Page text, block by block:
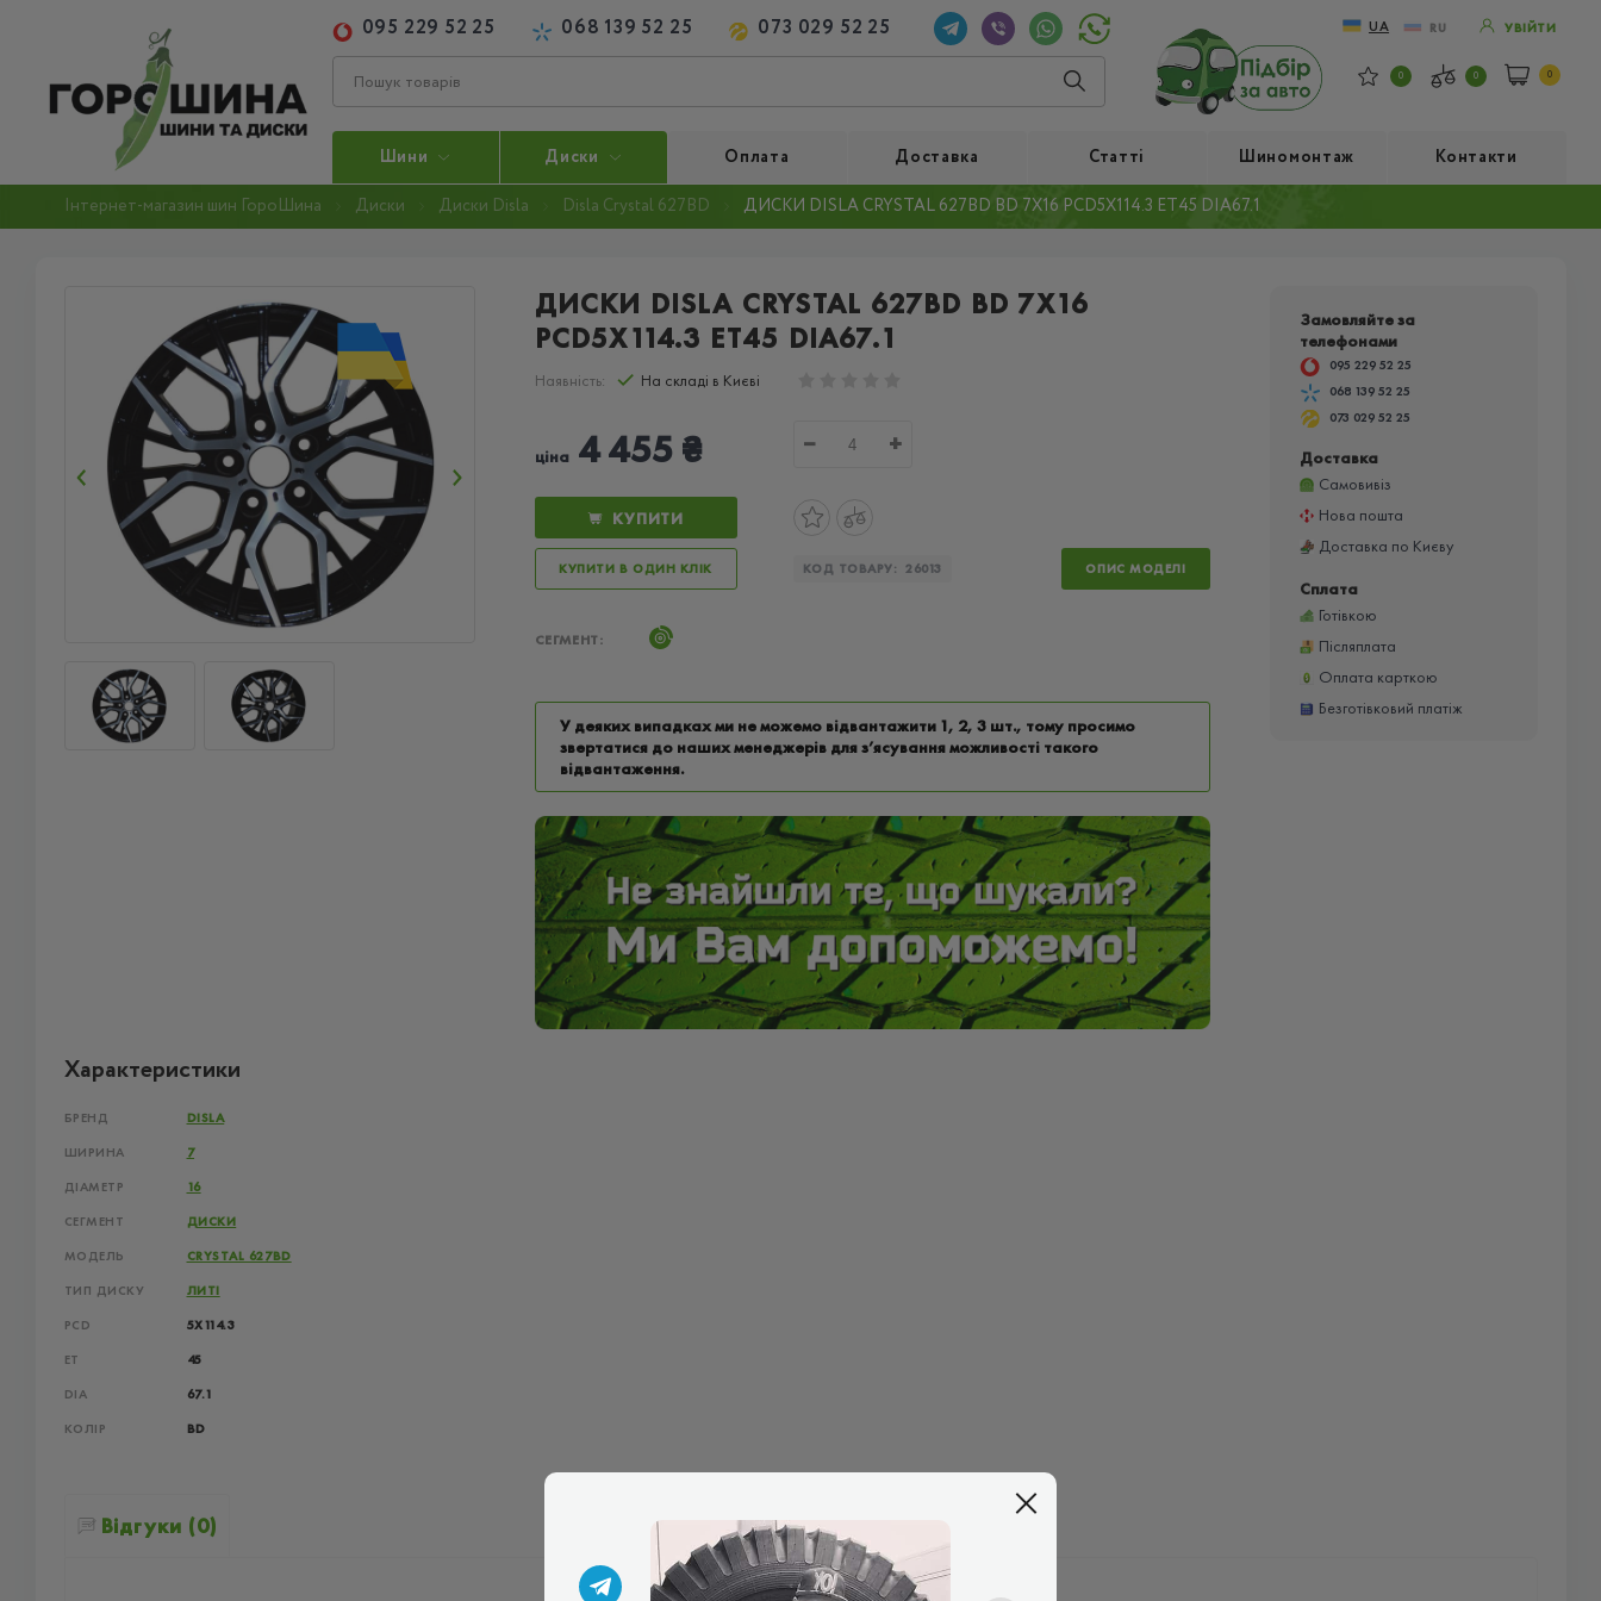
095 229 52 25 068 139 52 25 073 029 52 25 UA RU УВІЙТИ
0 0 0
Шини Диски Оплата Доставка Статті Шиномонтаж Контакти
Інтернет-магазин шин ГороШина Диски Диски Disla Disla Crystal 627BD ДИСКИ DISLA CRYSTAL 627BD BD 7X16 PCD5X114.3 ET45 DIA67.1
ДИСКИ DISLA CRYSTAL 627BD BD 7X16
PCD5X114.3 ET45 DIA67.1
Наявність: На складі в Києві
ціна4 455 ₴ − +
КУПИТИ
КУПИТИ В ОДИН КЛІК КОД ТОВАРУ: 26013 ОПИС МОДЕЛІ
СЕГМЕНТ:
У деяких випадках ми не можемо відвантажити 1, 2, 3 шт., тому просимо
звертатися до наших менеджерів для з’ясування можливості такого
відвантаження.
Замовляйте за
телефонами
095 229 52 25
068 139 52 25
073 029 52 25
Доставка
Самовивіз
Нова пошта
Доставка по Києву
Сплата
Готівкою
Післяплата
Оплата карткою
Безготівковий платіж
Характеристики
БРЕНД DISLA
ШИРИНА 7
ДІАМЕТР 16
СЕГМЕНТ ДИСКИ
МОДЕЛЬ CRYSTAL 627BD
ТИП ДИСКУ ЛИТІ
PCD 5X114.3
ET 45
DIA 67.1
КОЛІР BD
Відгуки (0)